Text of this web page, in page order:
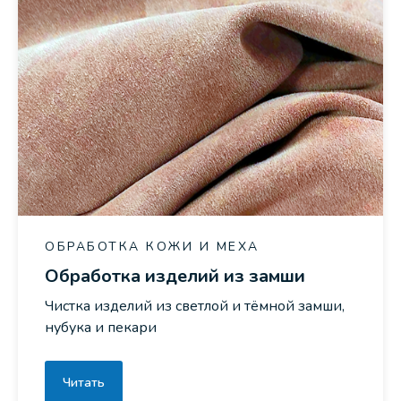
ОБРАБОТКА КОЖИ И МЕХА
Обработка изделий из замши
Чистка изделий из светлой и тёмной замши,
нубука и пекари
Читать